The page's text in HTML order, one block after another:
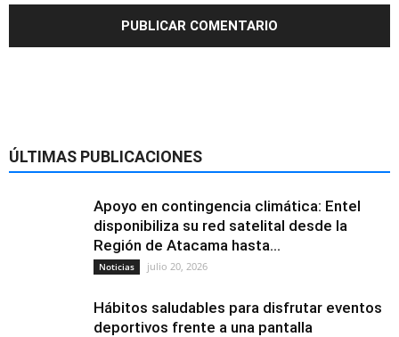
ÚLTIMAS PUBLICACIONES
Apoyo en contingencia climática: Entel
disponibiliza su red satelital desde la
Región de Atacama hasta...
Noticias julio 20, 2026
Hábitos saludables para disfrutar eventos
deportivos frente a una pantalla